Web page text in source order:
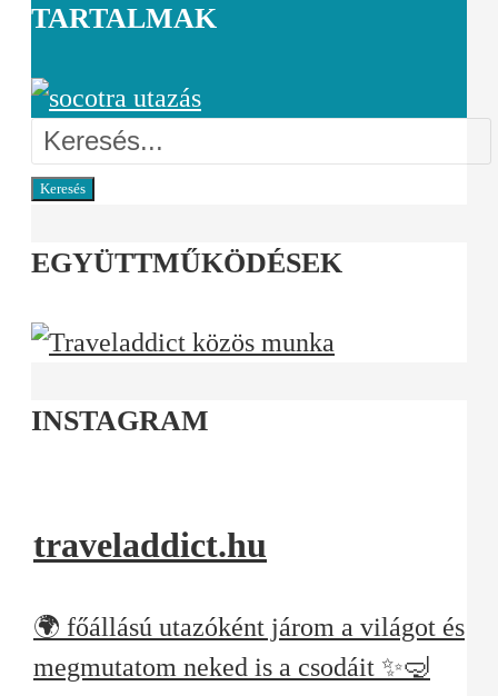
TARTALMAK
Keresés
EGYÜTTMŰKÖDÉSEK
INSTAGRAM
traveladdict.hu
🌍 főállású utazóként járom a világot és
megmutatom neked is a csodáit ✨🤿